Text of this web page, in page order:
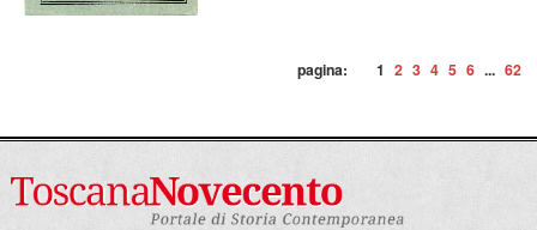
pagina: 1 2 3 4 5 6 ... 62